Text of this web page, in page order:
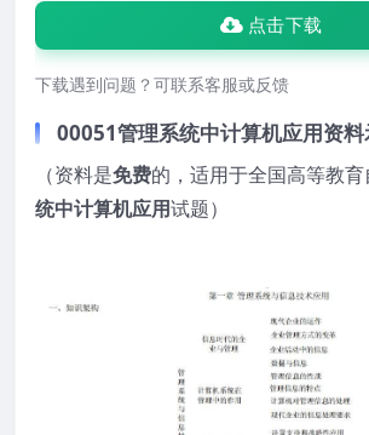
点击下载
下载遇到问题？可联系客服或反馈
00051管理系统中计算机应用资料
（资料是免费的，适用于全国高等教
统中计算机应用试题）